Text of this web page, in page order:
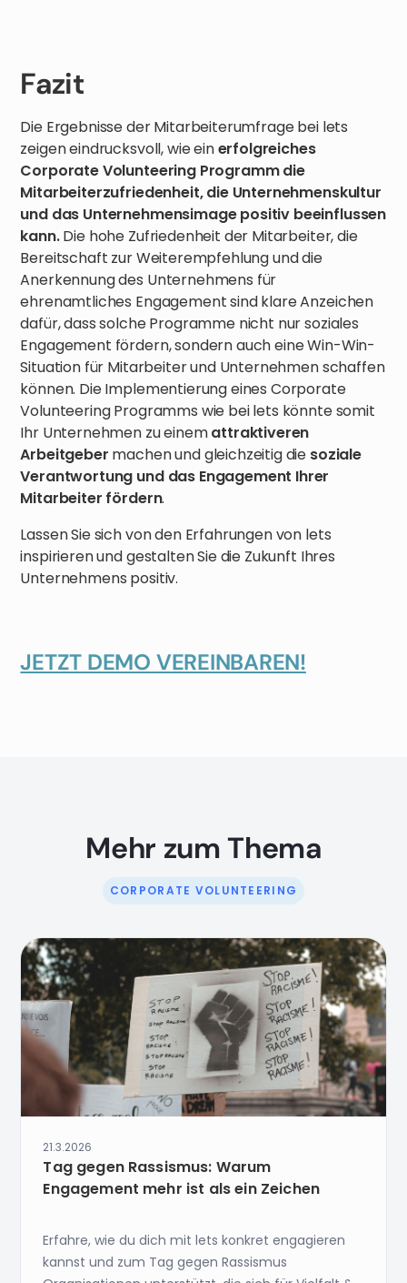
Fazit
Die Ergebnisse der Mitarbeiterumfrage bei lets
zeigen eindrucksvoll, wie einerfolgreiches
Corporate Volunteering Programm die
Mitarbeiterzufriedenheit, die Unternehmenskultur
und das Unternehmensimage positiv beeinflussen
kann.Die hohe Zufriedenheit der Mitarbeiter, die
Bereitschaft zur Weiterempfehlung und die
Anerkennung des Unternehmens für
ehrenamtliches Engagement sind klare Anzeichen
dafür, dass solche Programme nicht nur soziales
Engagement fördern, sondern auch eine Win-Win-
Situation für Mitarbeiter und Unternehmen schaffen
können. Die Implementierung eines Corporate
Volunteering Programms wie bei lets könnte somit
Ihr Unternehmen zu einemattraktiveren
Arbeitgeber machen und gleichzeitig die soziale
Verantwortung und das Engagement Ihrer
Mitarbeiter fördern.
Lassen Sie sich von den Erfahrungen von lets
inspirieren und gestalten Sie die Zukunft Ihres
Unternehmens positiv.
JETZT DEMO VEREINBAREN!
Mehr zum Thema
CORPORATE VOLUNTEERING
21.3.2026
Tag gegen Rassismus: Warum
Engagement mehr ist als ein Zeichen
Erfahre, wie du dich mit lets konkret engagieren
kannst und zum Tag gegen Rassismus